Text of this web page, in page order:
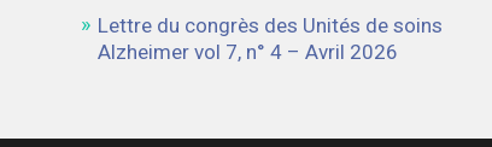
Lettre du congrès des Unités de soins
Alzheimer vol 7, n° 4 – Avril 2026